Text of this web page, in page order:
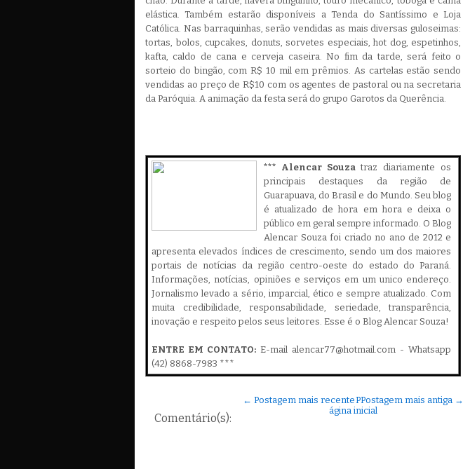
elástica. Também estarão disponíveis a Tenda do Santíssimo e Loja
Católica. Nas barraquinhas, serão vendidas as mais diversas guloseimas:
tortas, bolos, cupcakes, donuts, sorvetes especiais, hot dog, espetinhos,
kafta, caldo de cana e cerveja caseira. No fim da tarde, será feito o
sorteio do bingão, com R$ 10 mil em prêmios. As cartelas estão sendo
vendidas ao preço de R$10 com os agentes de pastoral ou na secretaria
da Paróquia. A animação da festa será do grupo Garotos da Querência.
*** Alencar Souzatraz diariamente os
principais destaques da região de
Guarapuava, do Brasil e do Mundo. Seu blog
é atualizado de hora em hora e deixa o
público em geral sempre informado. O Blog
Alencar Souza foi criado no ano de 2012 e
apresenta elevados índices de crescimento, sendo um dos maiores
portais de notícias da região centro-oeste do estado do Paraná.
Informações, notícias, opiniões e serviços em um unico endereço.
Jornalismo levado a sério, imparcial, ético e sempre atualizado. Com
muita credibilidade, responsabilidade, seriedade, transparência,
inovação e respeito pelos seus leitores. Esse é o Blog Alencar Souza!
ENTRE EM CONTATO: E-mail alencar77@hotmail.com - Whatsapp
(42) 8868-7983 ***
Comentário(s):
← Postagem mais recente Postagem mais antiga →
P
ágina inicial